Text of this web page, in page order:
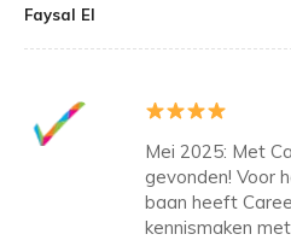
Faysal El
Mei 2025: Met
gevonden! Voor
baan heeft
kennismaken